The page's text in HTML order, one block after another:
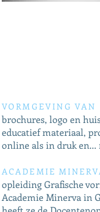
VORMGEVING VAN
brochures, logo en
educatief materiaal,
online als in druk en...
ACADEMIE
opleiding Grafische
Academie Minerva in